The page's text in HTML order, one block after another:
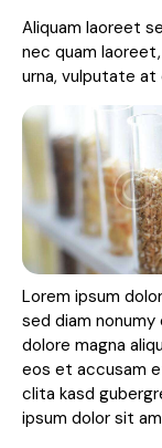
Aliquam laoreet
nec quam
urna, vulputate
Lorem ipsum
sed diam
dolore magna
eos et accusam
clita kasd
ipsum dolor sit